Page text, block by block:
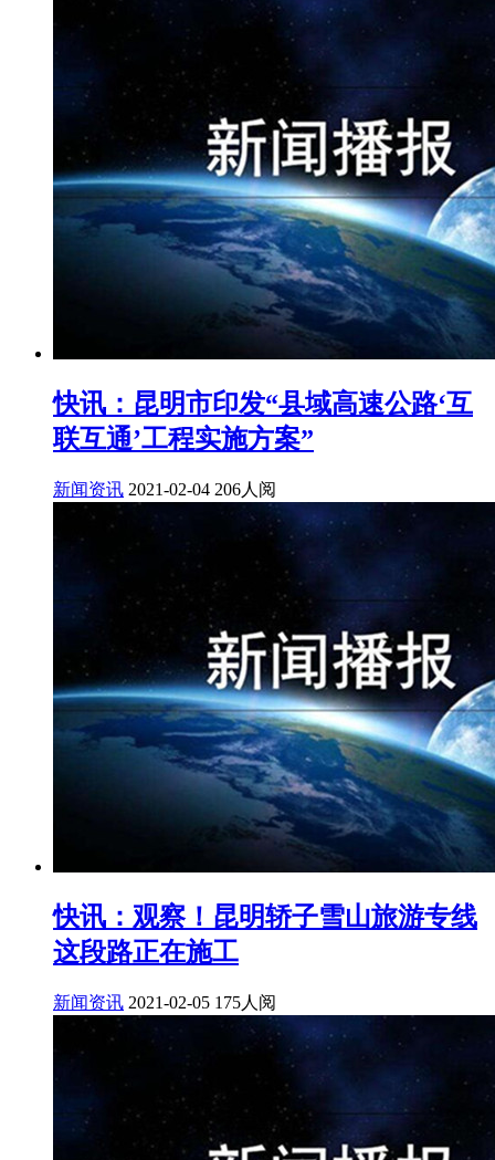
快讯：昆明市印发“县域高速公路‘互
联互通’工程实施方案”
新闻资讯 2021-02-04 206人阅
快讯：观察！昆明轿子雪山旅游专线
这段路正在施工
新闻资讯 2021-02-05 175人阅